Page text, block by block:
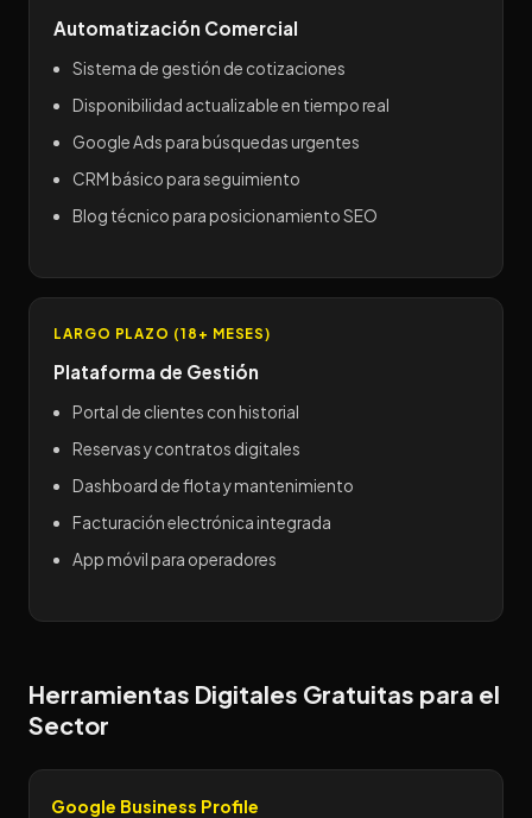
Automatización Comercial
Sistema de gestión de cotizaciones
Disponibilidad actualizable en tiempo real
Google Ads para búsquedas urgentes
CRM básico para seguimiento
Blog técnico para posicionamiento SEO
LARGO PLAZO (18+ MESES)
Plataforma de Gestión
Portal de clientes con historial
Reservas y contratos digitales
Dashboard de flota y mantenimiento
Facturación electrónica integrada
App móvil para operadores
Herramientas Digitales Gratuitas para el
Sector
Google Business Profile